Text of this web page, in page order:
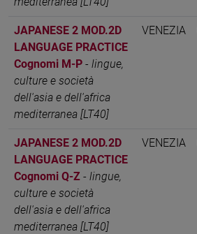
JAPANESE 2 MOD.2D
LANGUAGE PRACTICE
Cognomi M-P - lingue,
culture e società
dell'asia e dell'africa
mediterranea [LT40]
VENEZIA
JAPANESE 2 MOD.2D
LANGUAGE PRACTICE
Cognomi Q-Z - lingue,
culture e società
dell'asia e dell'africa
mediterranea [LT40]
VENEZIA